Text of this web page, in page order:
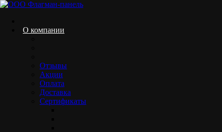
Skip
content
О компании
Отзывы
Акции
Оплата
Доставка
Сертификаты
Контакты
Контакты